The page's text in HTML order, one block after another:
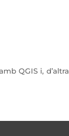
QGIS i,